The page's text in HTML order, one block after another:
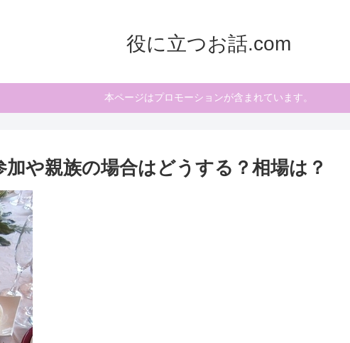
役に立つお話.com
本ページはプロモーションが含まれています。
や親族の場合はどうする？相場は？